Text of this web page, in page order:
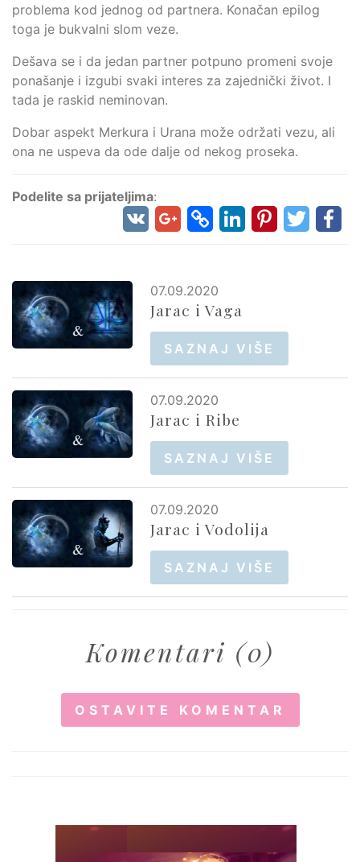
problema kod jednog od partnera. Konačan epilog
toga je bukvalni slom veze.
Dešava se i da jedan partner potpuno promeni svoje
ponašanje i izgubi svaki interes za zajednički život. I
tada je raskid neminovan.
Dobar aspekt Merkura i Urana može održati vezu, ali
ona ne uspeva da ode dalje od nekog proseka.
Podelite sa prijateljima:
07.09.2020
Jarac i Vaga
SAZNAJ VIŠE
07.09.2020
Jarac i Ribe
SAZNAJ VIŠE
07.09.2020
Jarac i Vodolija
SAZNAJ VIŠE
Komentari (0)
OSTAVITE KOMENTAR